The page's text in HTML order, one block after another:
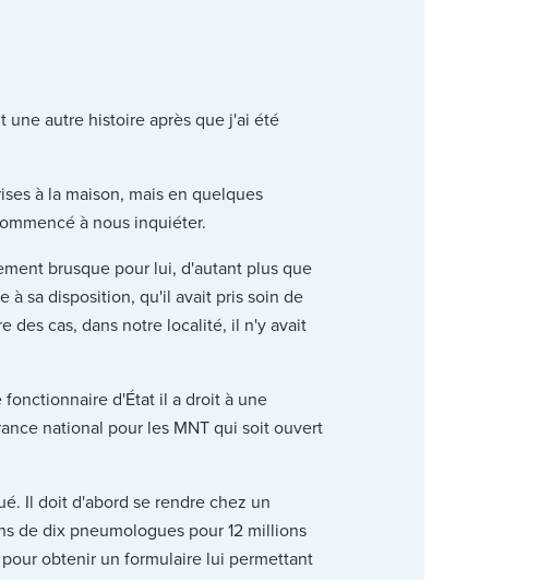
une autre histoire après que j'ai été
à la maison, mais en quelques
à nous inquiéter.
brusque pour lui, d'autant plus que
à sa disposition, qu'il avait pris soin de
des cas, dans notre localité, il n'y avait
d'État il a droit à une
national pour les MNT qui soit ouvert
Il doit d'abord se rendre chez un
de dix pneumologues pour 12 millions
obtenir un formulaire lui permettant